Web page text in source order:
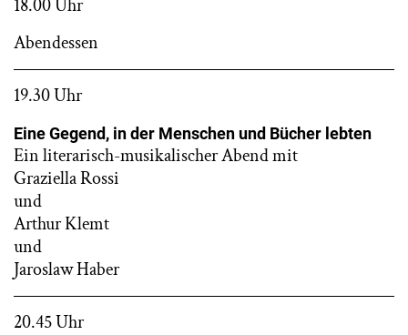
18.00 Uhr
Abendessen
19.30 Uhr
Eine Gegend, in der Menschen und Bücher lebten
Ein literarisch-musikalischer Abend mit
Graziella Rossi
und
Arthur Klemt
und
Jaroslaw Haber
20.45 Uhr